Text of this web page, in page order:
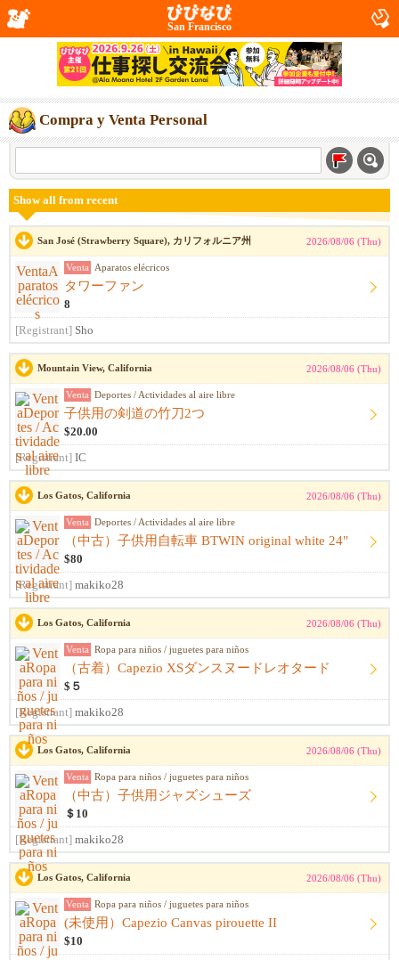
San Francisco
Compra y Venta Personal
Show all from recent
San José (Strawberry Square), カリフォルニア州 2026/08/06 (Thu)
Venta Aparatos elécricos
タワーファン
8
[Registrant] Sho
Mountain View, California 2026/08/06 (Thu)
Venta Deportes / Actividades al aire libre
子供用の剣道の竹刀2つ
$20.00
[Registrant] IC
Los Gatos, California 2026/08/06 (Thu)
Venta Deportes / Actividades al aire libre
（中古）子供用自転車 BTWIN original white 24"
$80
[Registrant] makiko28
Los Gatos, California 2026/08/06 (Thu)
Venta Ropa para niños / juguetes para niños
（古着）Capezio XSダンスヌードレオタード
$５
[Registrant] makiko28
Los Gatos, California 2026/08/06 (Thu)
Venta Ropa para niños / juguetes para niños
（中古）子供用ジャズシューズ
＄10
[Registrant] makiko28
Los Gatos, California 2026/08/06 (Thu)
Venta Ropa para niños / juguetes para niños
(未使用）Capezio Canvas pirouette II
$10